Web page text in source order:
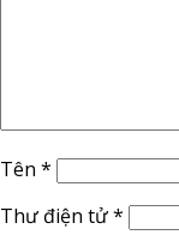
Tên *
Thư điện tử*